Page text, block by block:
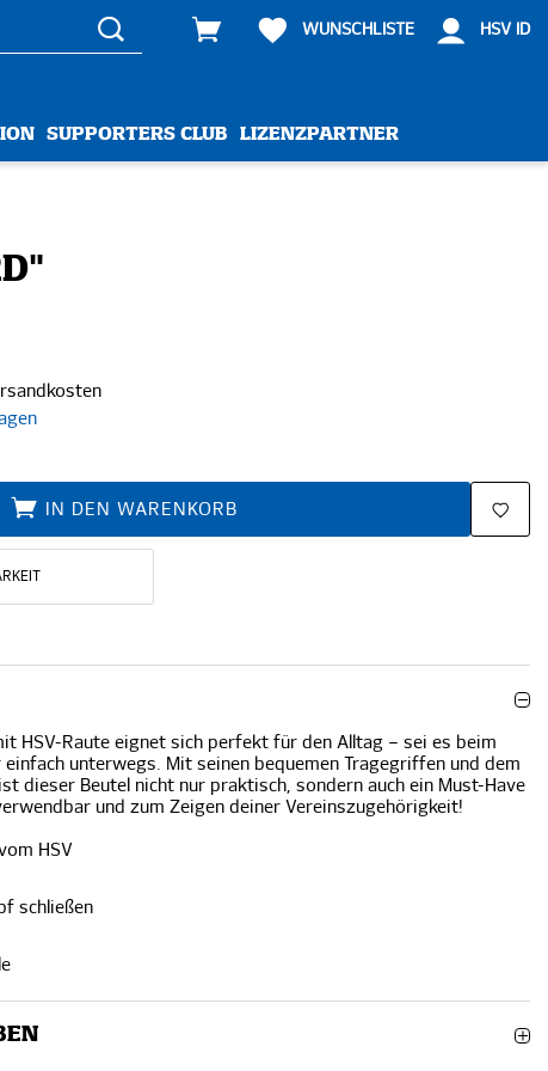
WUNSCHLISTE HSV ID
SUPPORTERS CLUB LIZENZPARTNER
IN DEN WARENKORB
HSV-Raute eignet sich perfekt für den Alltag – sei es beim
unterwegs. Mit seinen bequemen Tragegriffen und dem
dieser Beutel nicht nur praktisch, sondern auch ein Must-Have
und zum Zeigen deiner Vereinszugehörigkeit!
HSV
schließen